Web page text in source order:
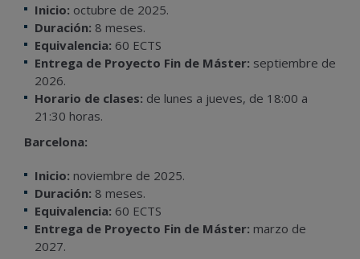
Inicio: octubre de 2025.
Duración: 8 meses.
Equivalencia: 60 ECTS
Entrega de Proyecto Fin de Máster: septiembre de
2026.
Horario de clases: de lunes a jueves, de 18:00 a
21:30 horas.
Barcelona:
Inicio: noviembre de 2025.
Duración: 8 meses.
Equivalencia: 60 ECTS
Entrega de Proyecto Fin de Máster: marzo de
2027.